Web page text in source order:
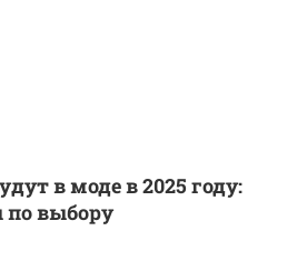
в моде в 2025 году:
по выбору